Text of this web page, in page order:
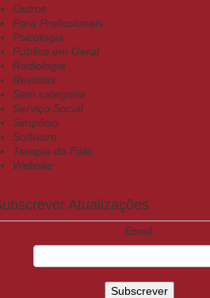
Outros
Para Profissionais
Psicologia
Público em Geral
Radiologia
Revistas
Sem categoria
Serviço Social
Simpósio
Software
Terapia da Fala
Website
Atualizações
Email: